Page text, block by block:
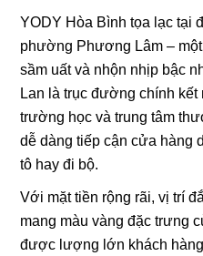
YODY Hòa Bình tọa lạc tại
phường Phương Lâm –
sầm uất và nhộn nhịp bậc
Lan là trục đường chính
trường học và trung tâm
dễ dàng tiếp cận cửa hàng
tô hay đi bộ.
Với mặt tiền rộng rãi, vị trí
mang màu vàng đặc trưng
được lượng lớn khách